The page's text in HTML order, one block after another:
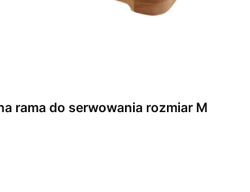
rama do serwowania rozmiar M